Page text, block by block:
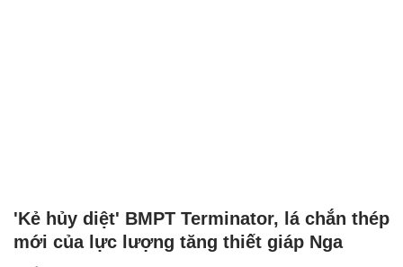
'Kẻ hủy diệt' BMPT Terminator, lá chắn thép
mới của lực lượng tăng thiết giáp Nga